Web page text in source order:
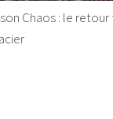
Chaos : le retour